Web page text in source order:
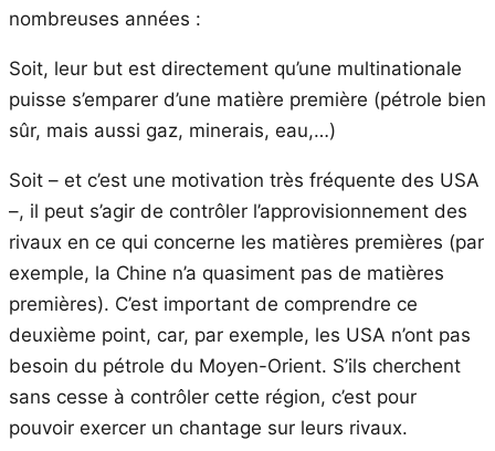
nombreuses années :
Soit, leur but est directement qu’une multinationale
puisse s’emparer d’une matière première (pétrole bien
sûr, mais aussi gaz, minerais, eau,…)
Soit – et c’est une motivation très fréquente des USA
–, il peut s’agir de contrôler l’approvisionnement des
rivaux en ce qui concerne les matières premières (par
exemple, la Chine n’a quasiment pas de matières
premières). C’est important de comprendre ce
deuxième point, car, par exemple, les USA n’ont pas
besoin du pétrole du Moyen-Orient. S’ils cherchent
sans cesse à contrôler cette région, c’est pour
pouvoir exercer un chantage sur leurs rivaux.